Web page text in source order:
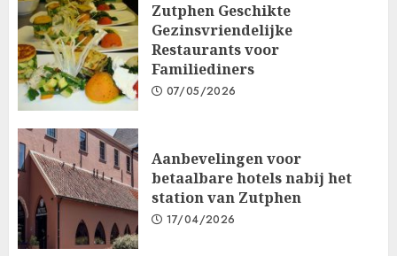
Zutphen Geschikte
Gezinsvriendelijke
Restaurants voor
Familiediners
07/05/2026
Aanbevelingen voor
betaalbare hotels nabij het
station van Zutphen
17/04/2026